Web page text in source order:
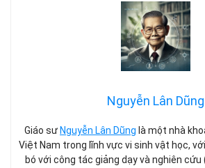
Nguyễn Lân Dũng
Giáo sư Nguyễn Lân Dũng là một nhà
Việt Nam trong lĩnh vực vi sinh vật học,
bó với công tác giảng dạy và nghiên